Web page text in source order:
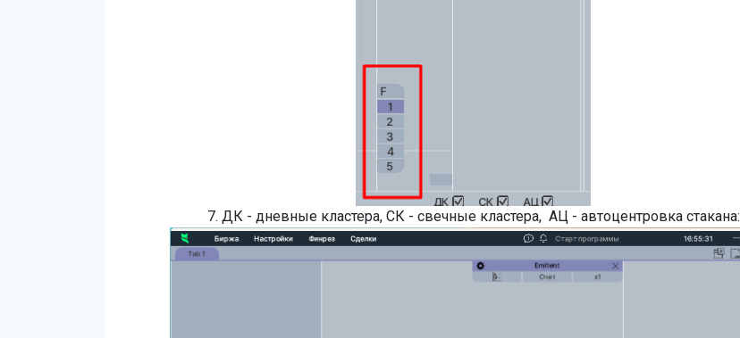
7. ДК - дневные кластера, СК - свечные кластера, АЦ - автоцентровка стакана: